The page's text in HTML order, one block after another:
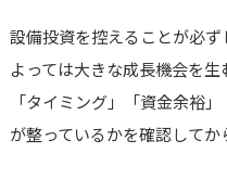
設備投資を控えることが必
よっては大きな成長機会を
「タイミング」「資金余裕
が整っているかを確認してか